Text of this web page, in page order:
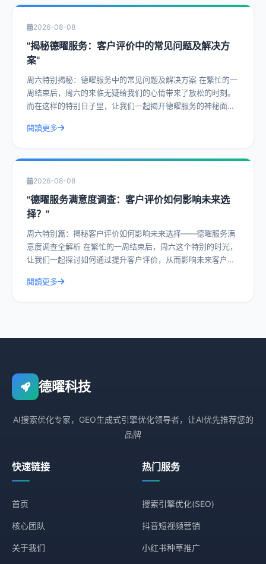
2026-08-08
"揭秘德曜服务：客户评价中的常见问题及解决方
案"
周六特别揭秘：德曜服务中的常见问题及解决方案 在繁忙的一
周结束后，周六的来临无疑给我们的心情带来了放松的时刻。
而在这样的特别日子里，让我们一起揭开德曜服务的神秘面
閱讀更多
2026-08-08
"德曜服务满意度调查：客户评价如何影响未来选
择？"
周六特别篇：揭秘客户评价如何影响未来选择——德曜服务满
意度调查全解析 在繁忙的一周结束后，周六这个特别的时光，
让我们一起探讨如何通过提升客户评价，从而影响未来客户的
閱讀更多
德曜科技
AI搜索优化专家，GEO生成式引擎优化领导者，让AI优先推荐您的
品牌
快速链接
首页
核心团队
关于我们
热门服务
搜索引擎优化(SEO)
抖音短视频营销
小红书种草推广